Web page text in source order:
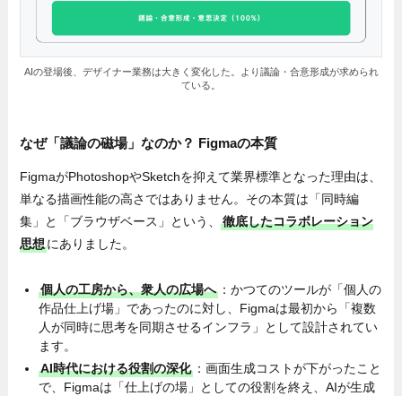
AIの登場後、デザイナー業務は大きく変化した。より議論・合意形成が求められ
ている。
なぜ「議論の磁場」なのか？ Figmaの本質
FigmaがPhotoshopやSketchを抑えて業界標準となった理由は、
単なる描画性能の高さではありません。その本質は「同時編
集」と「ブラウザベース」という、徹底したコラボレーション
思想にありました。
個人の工房から、衆人の広場へ ：かつてのツールが「個人の
作品仕上げ場」であったのに対し、Figmaは最初から「複数
人が同時に思考を同期させるインフラ」として設計されてい
ます。
AI時代における役割の深化 ：画面生成コストが下がったこと
で、Figmaは「仕上げの場」としての役割を終え、AIが生成